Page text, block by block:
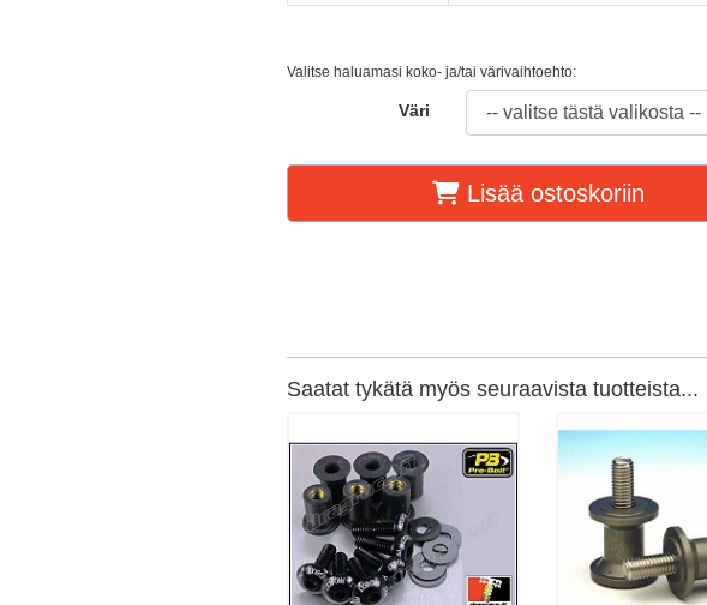
Valitse haluamasi koko- ja/tai värivaihtoehto:
Väri
Lisää ostoskoriin
Saatat tykätä myös seuraavista tuotteista...